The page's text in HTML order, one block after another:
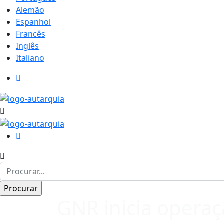
Alemão
Espanhol
Francês
Inglês
Italiano